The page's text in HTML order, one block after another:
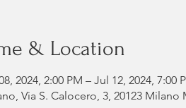
& Location
2024, 2:00 PM – Jul 12, 2024, 7:00
Via S. Calocero, 3, 20123 Milano